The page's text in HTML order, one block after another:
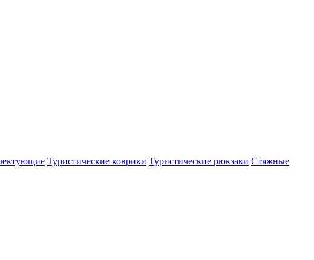
Туристические коврики Туристические рюкзаки Стяжные